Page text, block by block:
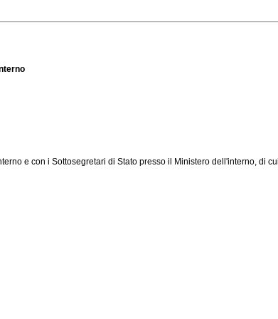
e con i Sottosegretari di Stato presso il Ministero dell'interno, di